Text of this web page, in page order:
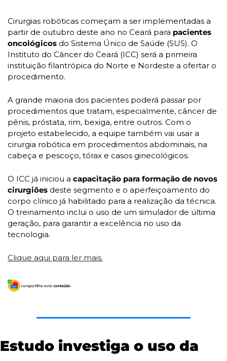
Cirurgias robóticas começam a ser implementadas a
partir de outubro deste ano no Ceará para pacientes
oncológicos do Sistema Único de Saúde (SUS). O
Instituto do Câncer do Ceará (ICC) será a primeira
instituição filantrópica do Norte e Nordeste a ofertar o
procedimento.
A grande maioria dos pacientes poderá passar por
procedimentos que tratam, especialmente, câncer de
pênis, próstata, rim, bexiga, entre outros. Com o
projeto estabelecido, a equipe também vai usar a
cirurgia robótica em procedimentos abdominais, na
cabeça e pescoço, tórax e casos ginecológicos.
O ICC já iniciou a capacitação para formação de novos
cirurgiões deste segmento e o aperfeiçoamento do
corpo clínico já habilitado para a realização da técnica.
O treinamento inclui o uso de um simulador de última
geração, para garantir a excelência no uso da
tecnologia.
Clique aqui para ler mais.
Estudo investiga o uso da